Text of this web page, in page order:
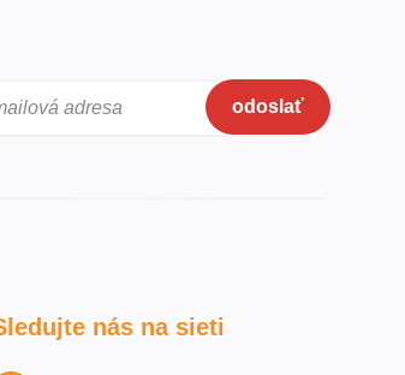
adresa odoslať
nás na sieti